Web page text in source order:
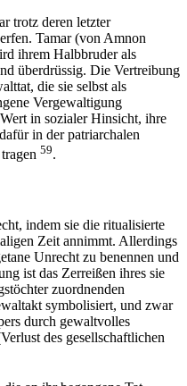
trotz deren letzter
Tamar (von Amnon
ihrem Halbbruder als
überdrüssig. Die Vertreibung
die sie selbst als
Vergewaltigung
in sozialer Hinsicht, ihre
in der patriarchalen
59.
indem sie die ritualisierte
Zeit annimmt. Allerdings
Unrecht zu benennen und
ist das Zerreißen ihres sie
zuordnenden
symbolisiert, und zwar
durch gewaltvolles
des gesellschaftlichen